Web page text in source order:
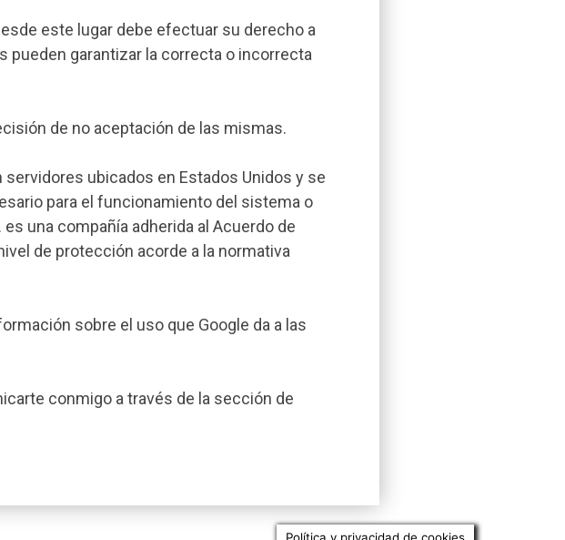
este lugar debe efectuar su derecho a
garantizar la correcta o incorrecta
de no aceptación de las mismas.
ubicados en Estados Unidos y se
para el funcionamiento del sistema o
una compañía adherida al Acuerdo de
de protección acorde a la normativa
sobre el uso que Google da a las
conmigo a través de la sección de